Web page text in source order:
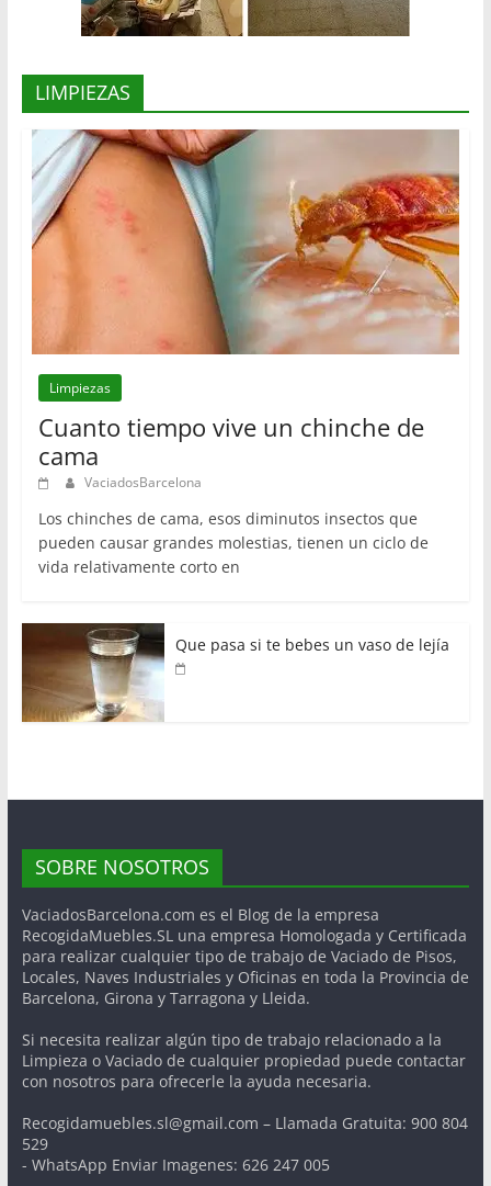
LIMPIEZAS
Limpiezas
Cuanto tiempo vive un chinche de
cama
VaciadosBarcelona
Los chinches de cama, esos diminutos insectos que
pueden causar grandes molestias, tienen un ciclo de
vida relativamente corto en
Que pasa si te bebes un vaso de lejía
SOBRE NOSOTROS
VaciadosBarcelona.com es el Blog de la empresa
RecogidaMuebles.SL una empresa Homologada y Certificada
para realizar cualquier tipo de trabajo de Vaciado de Pisos,
Locales, Naves Industriales y Oficinas en toda la Provincia de
Barcelona, Girona y Tarragona y Lleida.
Si necesita realizar algún tipo de trabajo relacionado a la
Limpieza o Vaciado de cualquier propiedad puede contactar
con nosotros para ofrecerle la ayuda necesaria.
Recogidamuebles.sl@gmail.com – Llamada Gratuita: 900 804
529
- WhatsApp Enviar Imagenes: 626 247 005